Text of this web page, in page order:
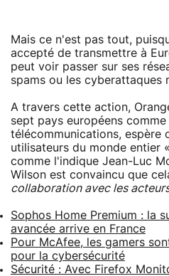
Mais ce n'est pas tout,
accepté de transmettre à
peut voir passer sur ses
spams ou les cyberattaques
A travers cette action,
sept pays européens
télécommunications, espère
utilisateurs du monde entier «
comme l'indique Jean-Luc
Wilson est convaincu que
collaboration avec les
Sophos Home Premium : la
avancée arrive en France
Pour McAfee, les gamers
pour la cybersécurité
Sécurité : Avec Firefox